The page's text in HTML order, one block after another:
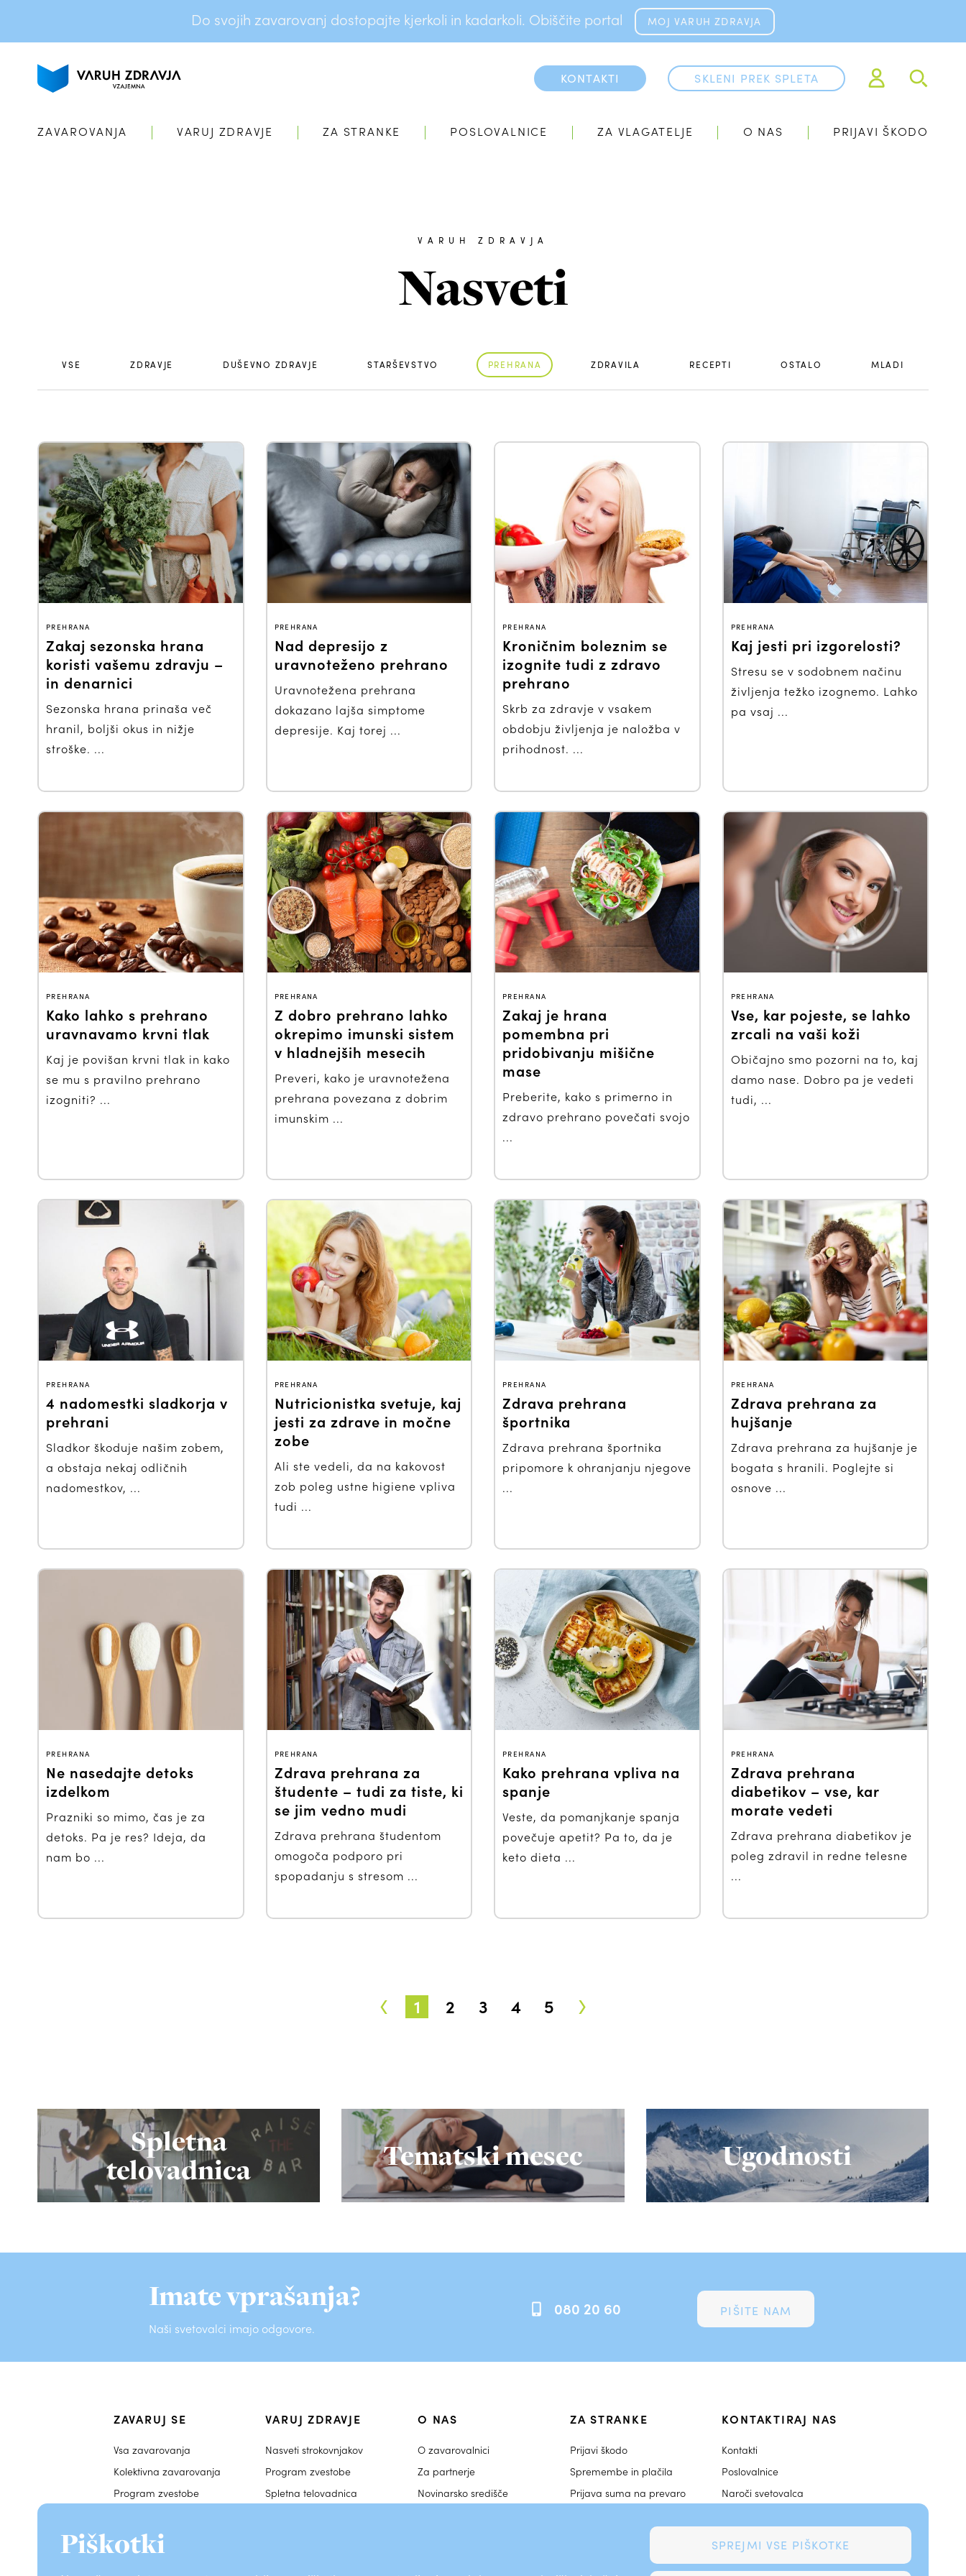
Piškotki SPREJMI VSE PIŠKOTKE
Do svojih zavarovanj dostopajte kjerkoli in kadarkoli. Obiščite portal MOJ VARUH ZDRAVJA
KONTAKTI SKLENI PREK SPLETA
ZAVAROVANJA VARUJ ZDRAVJE ZA STRANKE POSLOVALNICE ZA VLAGATELJE O NAS PRIJAVI ŠKODO
VARUH ZDRAVJA
Nasveti
VSE ZDRAVJE DUŠEVNO ZDRAVJE STARŠEVSTVO PREHRANA ZDRAVILA RECEPTI OSTALO MLADI
PREHRANA
Zakaj sezonska hrana
koristi vašemu zdravju –
in denarnici
Sezonska hrana prinaša več
hranil, boljši okus in nižje
stroške. ...
PREHRANA
Nad depresijo z
uravnoteženo prehrano
Uravnotežena prehrana
dokazano lajša simptome
depresije. Kaj torej ...
PREHRANA
Kroničnim boleznim se
izognite tudi z zdravo
prehrano
Skrb za zdravje v vsakem
obdobju življenja je naložba v
prihodnost. ...
PREHRANA
Kaj jesti pri izgorelosti?
Stresu se v sodobnem načinu
življenja težko izognemo. Lahko
pa vsaj ...
PREHRANA
Kako lahko s prehrano
uravnavamo krvni tlak
Kaj je povišan krvni tlak in kako
se mu s pravilno prehrano
izogniti? ...
PREHRANA
Z dobro prehrano lahko
okrepimo imunski sistem
v hladnejših mesecih
Preveri, kako je uravnotežena
prehrana povezana z dobrim
imunskim ...
PREHRANA
Zakaj je hrana
pomembna pri
pridobivanju mišične
mase
Preberite, kako s primerno in
zdravo prehrano povečati svojo
...
PREHRANA
Vse, kar pojeste, se lahko
zrcali na vaši koži
Običajno smo pozorni na to, kaj
damo nase. Dobro pa je vedeti
tudi, ...
PREHRANA
4 nadomestki sladkorja v
prehrani
Sladkor škoduje našim zobem,
a obstaja nekaj odličnih
nadomestkov, ...
PREHRANA
Nutricionistka svetuje, kaj
jesti za zdrave in močne
zobe
Ali ste vedeli, da na kakovost
zob poleg ustne higiene vpliva
tudi ...
PREHRANA
Zdrava prehrana
športnika
Zdrava prehrana športnika
pripomore k ohranjanju njegove
...
PREHRANA
Zdrava prehrana za
hujšanje
Zdrava prehrana za hujšanje je
bogata s hranili. Poglejte si
osnove ...
PREHRANA
Ne nasedajte detoks
izdelkom
Prazniki so mimo, čas je za
detoks. Pa je res? Ideja, da
nam bo ...
PREHRANA
Zdrava prehrana za
študente – tudi za tiste, ki
se jim vedno mudi
Zdrava prehrana študentom
omogoča podporo pri
spopadanju s stresom ...
PREHRANA
Kako prehrana vpliva na
spanje
Veste, da pomanjkanje spanja
povečuje apetit? Pa to, da je
keto dieta ...
PREHRANA
Zdrava prehrana
diabetikov – vse, kar
morate vedeti
Zdrava prehrana diabetikov je
poleg zdravil in redne telesne
...
‹ 1 2 3 4 5 ›
Spletna
telovadnica Tematski mesec Ugodnosti
Imate vprašanja?
Naši svetovalci imajo odgovore.
080 20 60 PIŠITE NAM
ZAVARUJ SE
Vsa zavarovanja
Kolektivna zavarovanja
Program zvestobe
VARUJ ZDRAVJE
Nasveti strokovnjakov
Program zvestobe
Spletna telovadnica
O NAS
O zavarovalnici
Za partnerje
Novinarsko središče
ZA STRANKE
Prijavi škodo
Spremembe in plačila
Prijava suma na prevaro
Akcije in nagradne igre
O portalu Moj Varuh
zdravja
KONTAKTIRAJ NAS
Kontakti
Poslovalnice
Naroči svetovalca